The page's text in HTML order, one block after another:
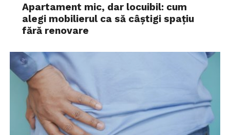
Apartament mic, dar locuibil: cum
alegi mobilierul ca să câștigi spațiu
fără renovare